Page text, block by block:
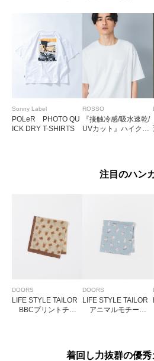
Sonny Label
POLeR PHOTO QU
ICK DRY T-SHIRTS
ROSSO
『接触冷感/吸水速乾/
UVカット』ハイクオ
注目のハン
DOORS
LIFE STYLE TAILOR
BBCプリントチー
DOORS
LIFE STYLE TAILOR
アニマルモチーフ
着回し力抜群の優